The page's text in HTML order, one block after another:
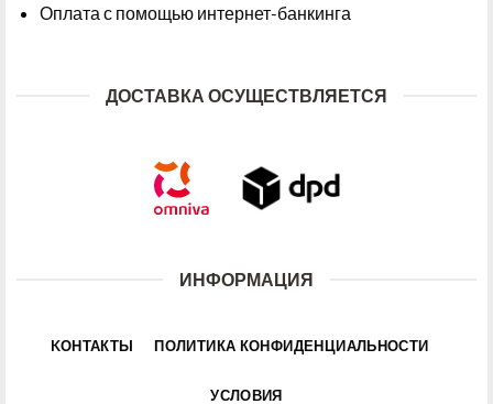
Оплата с помощью интернет-банкинга
ДОСТАВКА ОСУЩЕСТВЛЯЕТСЯ
ИНФОРМАЦИЯ
KОНТАКТЫ ПОЛИТИКА КОНФИДЕНЦИАЛЬНОСТИ
УСЛОВИЯ